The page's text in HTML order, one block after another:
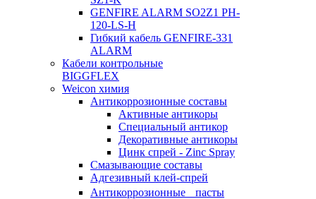
GENFIRE ALARM SO2Z1 PH-
120-LS-H
Гибкий кабель GENFIRE-331
ALARM
Кабели контрольные
BIGGFLEX
Weicon химия
Антикоррозионные составы
Активные антикоры
Специальный антикор
Декоративные антикоры
Цинк спрей - Zinc Spray
Смазывающие составы
Адгезивный клей-спрей
Антикоррозионные пасты